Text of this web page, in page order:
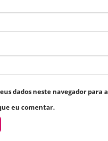
dados neste navegador para a
eu comentar.